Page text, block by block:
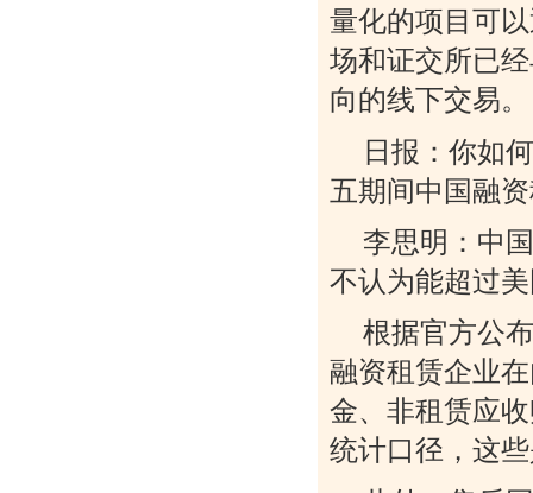
量化的项目可
场和证交所已
向的线下交易。
日报：你如
五期间中国融
李思明：中
不认为能超过
根据官方公
融资租赁企业
金、非租赁应
统计口径，这